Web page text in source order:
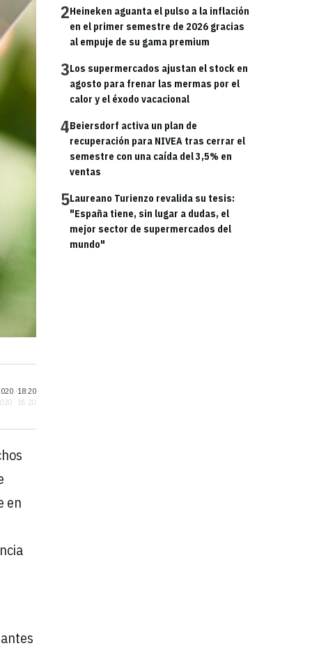
2Heineken aguanta el pulso a la inflación
en el primer semestre de 2026 gracias
al empuje de su gama premium
3Los supermercados ajustan el stock en
agosto para frenar las mermas por el
calor y el éxodo vacacional
4Beiersdorf activa un plan de
recuperación para NIVEA tras cerrar el
semestre con una caída del 3,5% en
ventas
5Laureano Turienzo revalida su tesis:
"España tiene, sin lugar a dudas, el
mejor sector de supermercados del
mundo"
·18:20
· 18:20
en